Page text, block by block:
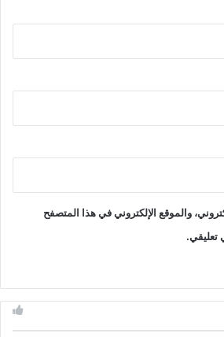
والموقع الإلكتروني في هذا المتصفح
تعليقي.